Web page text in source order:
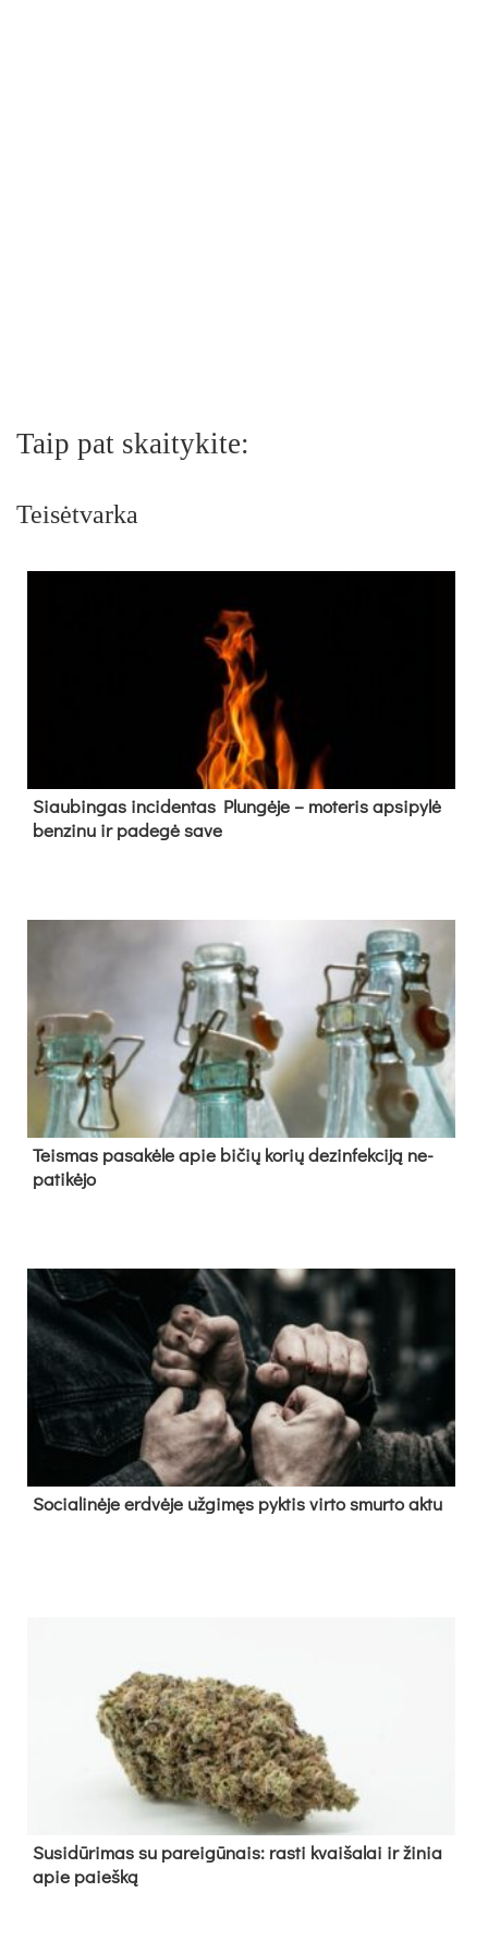
Taip pat skaitykite:
Teisėtvarka
Siau­bin­gas in­ci­den­tas Plun­gė­je – mo­te­ris ap­si­py­lė
ben­zi­nu ir pa­de­gė sa­ve
Teis­mas pa­sa­kė­le apie bi­čių ko­rių de­zin­fek­ci­ją ne­
pa­ti­kė­jo
So­cia­li­nė­je erd­vė­je už­gi­męs pyk­tis vir­to smur­to ak­tu
Su­si­dū­ri­mas su pa­rei­gū­nais: ras­ti kvai­ša­lai ir ži­nia
apie paieš­ką